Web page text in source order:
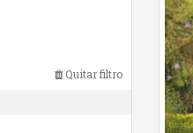
Quitar filtro